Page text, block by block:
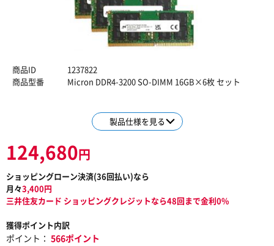
商品ID
1237822
商品型番
Micron DDR4-3200 SO-DIMM 16GB×6枚 セット
製品仕様を見る
124,680円
ショッピングローン決済(36回払い)なら
月々3,400円
三井住友カード ショッピングクレジットなら48回まで金利0%
獲得ポイント内訳
ポイント： 566ポイント